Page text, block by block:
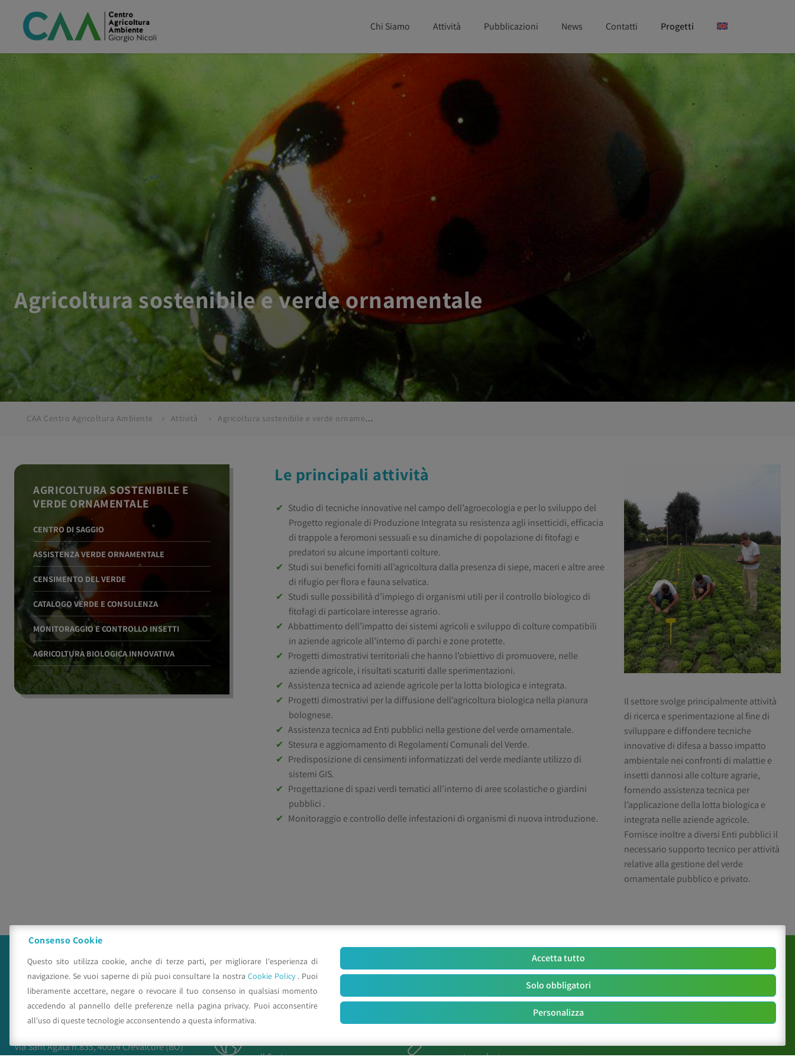
Chi Siamo Attività Pubblicazioni News Contatti Progetti
Agricoltura sostenibile e verde ornamentale
CAA Centro Agricoltura Ambiente Attività Agricoltura sostenibile e verde ornamentale
AGRICOLTURA SOSTENIBILE E
VERDE ORNAMENTALE
CENTRO DI SAGGIO
ASSISTENZA VERDE ORNAMENTALE
CENSIMENTO DEL VERDE
CATALOGO VERDE E CONSULENZA
MONITORAGGIO E CONTROLLO INSETTI
AGRICOLTURA BIOLOGICA INNOVATIVA
Le principali attività
Studio di tecniche innovative nel campo dell’agroecologia e per lo sviluppo del
Progetto regionale di Produzione Integrata su resistenza agli insetticidi, efficacia
di trappole a feromoni sessuali e su dinamiche di popolazione di fitofagi e
predatori su alcune importanti colture.
Studi sui benefici forniti all’agricoltura dalla presenza di siepe, maceri e altre aree
di rifugio per flora e fauna selvatica.
Studi sulle possibilità d’impiego di organismi utili per il controllo biologico di
fitofagi di particolare interesse agrario.
Abbattimento dell’impatto dei sistemi agricoli e sviluppo di colture compatibili
in aziende agricole all’interno di parchi e zone protette.
Progetti dimostrativi territoriali che hanno l’obiettivo di promuovere, nelle
aziende agricole, i risultati scaturiti dalle sperimentazioni.
Assistenza tecnica ad aziende agricole per la lotta biologica e integrata.
Progetti dimostrativi per la diffusione dell’agricoltura biologica nella pianura
bolognese.
Assistenza tecnica ad Enti pubblici nella gestione del verde ornamentale.
Stesura e aggiornamento di Regolamenti Comunali del Verde.
Predisposizione di censimenti informatizzati del verde mediante utilizzo di
sistemi GIS.
Progettazione di spazi verdi tematici all’interno di aree scolastiche o giardini
pubblici .
Monitoraggio e controllo delle infestazioni di organismi di nuova introduzione.
Il settore svolge principalmente attività
di ricerca e sperimentazione al fine di
sviluppare e diffondere tecniche
innovative di difesa a basso impatto
ambientale nei confronti di malattie e
insetti dannosi alle colture agrarie,
fornendo assistenza tecnica per
l’applicazione della lotta biologica e
integrata nelle aziende agricole.
Fornisce inoltre a diversi Enti pubblici il
necessario supporto tecnico per attività
relative alla gestione del verde
ornamentale pubblico e privato.
C.A.A. "Giorgio Nicoli" S.r.l.
Via Sant’Agata n.835,40014Crevalcore(BO)
Il Centro astraecologia.com
Consenso Cookie
Questo sito utilizza cookie, anche di terze parti, per migliorare l'esperienza di
navigazione. Se vuoi saperne di più puoi consultare la nostra Cookie Policy . Puoi
liberamente accettare, negare o revocare il tuo consenso in qualsiasi momento
accedendo al pannello delle preferenze nella pagina privacy. Puoi acconsentire
all'uso di queste tecnologie acconsentendo a questa informativa.
Accetta tutto
Solo obbligatori
Personalizza